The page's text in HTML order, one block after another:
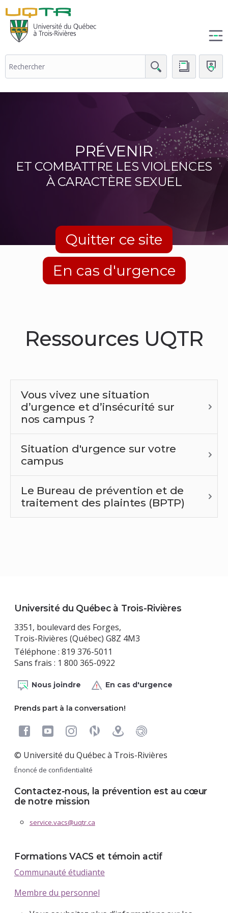
PRÉVENIR
ET COMBATTRE LES VIOLENCES
À CARACTÈRE SEXUEL
Quitter ce site
En cas d'urgence
Ressources UQTR
Vous vivez une situation
d’urgence et d’insécurité sur
nos campus ?
Situation d'urgence sur votre
campus
Le Bureau de prévention et de
traitement des plaintes (BPTP)
Université du Québec à Trois-Rivières
3351, boulevard des Forges,
Trois-Rivières (Québec) G8Z 4M3
Téléphone : 819 376-5011
Sans frais : 1 800 365-0922
Nous joindre En cas d'urgence
Prends part à la conversation!
© Université du Québec à Trois-Rivières
Énoncé de confidentialité
Contactez-nous, la prévention est au cœur
de notre mission
service.vacs@uqtr.ca
Formations VACS et témoin actif
Communauté étudiante
Membre du personnel